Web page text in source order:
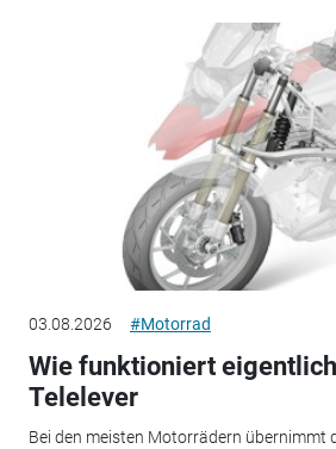
03.08.2026 #Motorrad
Wie funktioniert
Telelever
Bei den meisten Motorrädern übernimmt